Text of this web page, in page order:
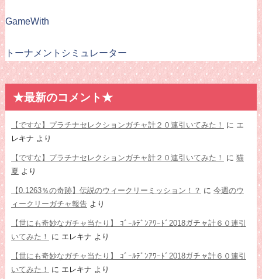
GameWith
トーナメントシミュレーター
★最新のコメント★
【ですな】プラチナセレクションガチャ計２０連引いてみた！ に エ
レキナ より
【ですな】プラチナセレクションガチャ計２０連引いてみた！ に 猫
夏 より
【0.1263％の奇跡】伝説のウィークリーミッション！？ に 今週のウ
ィークリーガチャ報告より
【世にも奇妙なガチャ当たり】 ｺﾞｰﾙﾃﾞﾝｱﾜｰﾄﾞ2018ガチャ計６０連引
いてみた！
に エレキナ より
【世にも奇妙なガチャ当たり】 ｺﾞｰﾙﾃﾞﾝｱﾜｰﾄﾞ2018ガチャ計６０連引
いてみた！
に エレキナ より